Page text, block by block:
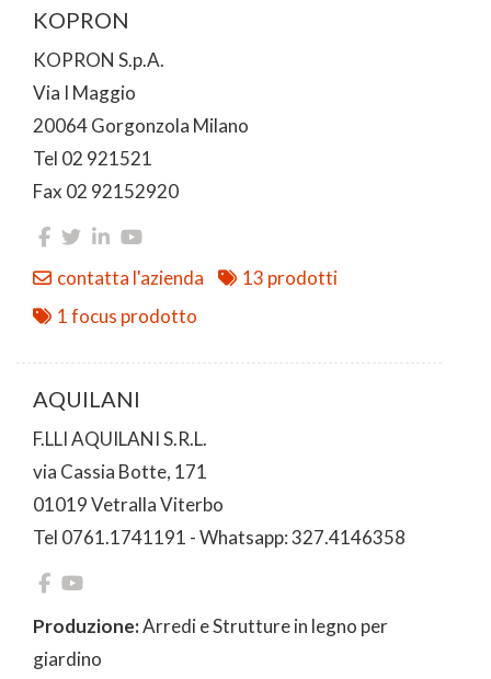
KOPRON
KOPRON S.p.A.
Via I Maggio
20064 Gorgonzola Milano
Tel 02 921521
Fax 02 92152920
contatta l'azienda
13 prodotti
1 focus prodotto
AQUILANI
F.LLI AQUILANI S.R.L.
via Cassia Botte, 171
01019 Vetralla Viterbo
Tel 0761.1741191 - Whatsapp: 327.4146358
Produzione:Arredi e Strutture in legno per
giardino